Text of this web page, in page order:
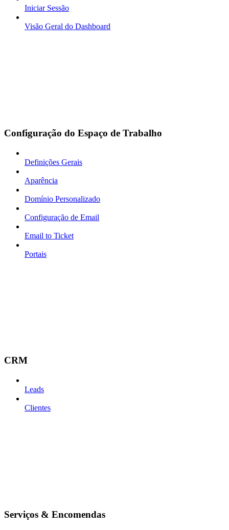
Iniciar Sessão
Visão Geral do Dashboard
Configuração do Espaço de Trabalho
Definições Gerais
Aparência
Domínio Personalizado
Configuração de Email
Email to Ticket
Portais
CRM
Leads
Clientes
Serviços & Encomendas